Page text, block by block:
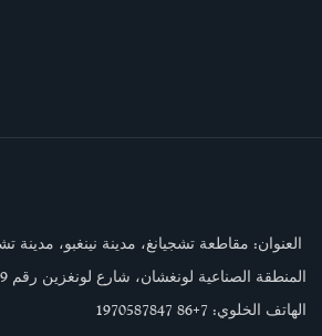
العنوان: مقاطعة تشجيانغ، مدينة نينغبو، مدينة
المنطقة الصناعية لونغشان، شارع لونغزين رقم 189.
الهاتف الخلوي: 7
+86 1970587847